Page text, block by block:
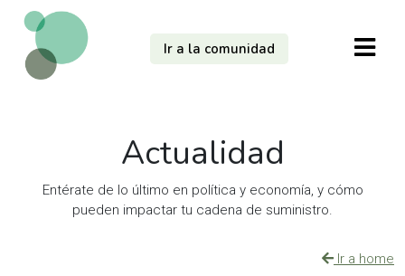
Ir a la comunidad
Actualidad
Entérate de lo último en política y economía, y cómo
pueden impactar tu cadena de suministro.
Ir a home